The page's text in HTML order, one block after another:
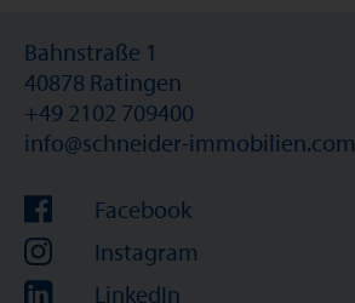
Bahnstraße 1
40878 Ratingen
+49 2102 709400
info@schneider-immobilien.com
Facebook
Instagram
LinkedIn